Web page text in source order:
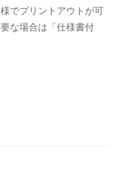
でプリントアウトが可
な場合は「仕様書付